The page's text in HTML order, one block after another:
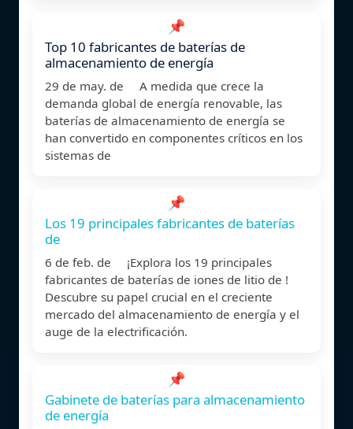
📌
Top 10 fabricantes de baterías de
almacenamiento de energía
29 de may. de A medida que crece la
demanda global de energía renovable, las
baterías de almacenamiento de energía se
han convertido en componentes críticos en los
sistemas de
📌
Los 19 principales fabricantes de baterías
de
6 de feb. de ¡Explora los 19 principales
fabricantes de baterías de iones de litio de !
Descubre su papel crucial en el creciente
mercado del almacenamiento de energía y el
auge de la electrificación.
📌
Gabinete de baterías para almacenamiento
de energía